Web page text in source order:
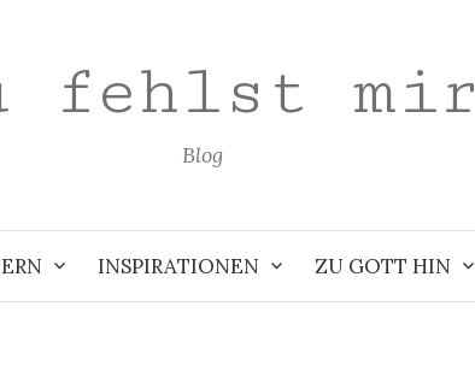
fehlst mir
Blog
INSPIRATIONEN ZU GOTT HIN